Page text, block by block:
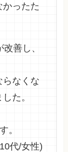
ったた
善し、
らなくな
た。
。
代/女性)